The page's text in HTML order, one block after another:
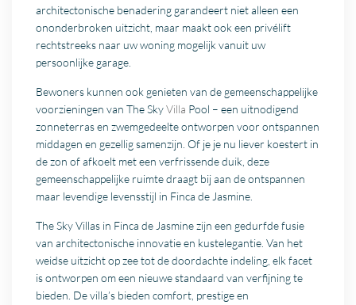
architectonische benadering garandeert niet alleen een
ononderbroken uitzicht, maar maakt ook een privélift
rechtstreeks naar uw woning mogelijk vanuit uw
persoonlijke garage.
Bewoners kunnen ook genieten van de gemeenschappelijke
voorzieningen van The SkyVilla Pool – een uitnodigend
zonneterras en zwemgedeelte ontworpen voor ontspannen
middagen en gezellig samenzijn. Of je je nu liever koestert in
de zon of afkoelt met een verfrissende duik, deze
gemeenschappelijke ruimte draagt bij aan de ontspannen
maar levendige levensstijl in Finca de Jasmine.
The Sky Villas in Finca de Jasmine zijn een gedurfde fusie
van architectonische innovatie en kustelegantie. Van het
weidse uitzicht op zee tot de doordachte indeling, elk facet
is ontworpen om een nieuwe standaard van verfijning te
bieden. De villa’s bieden comfort, prestige en